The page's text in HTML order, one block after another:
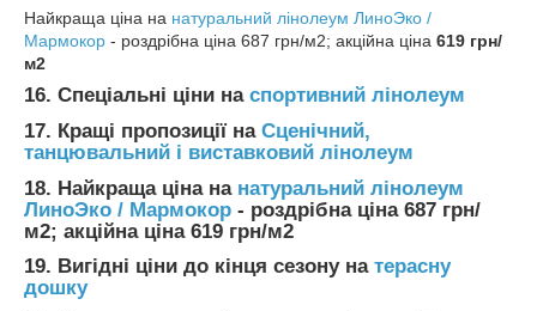
Найкраща ціна на натуральний лінолеум ЛиноЭко /
Мармокор - роздрібна ціна 687 грн/м2; акційна ціна 619 грн/
м2
16. Спеціальні ціни на спортивний лінолеум
17. Кращі пропозиції на Сценічний,
танцювальний і виставковий лінолеум
18. Найкраща ціна на натуральний лінолеум
ЛиноЭко / Мармокор - роздрібна ціна 687 грн/
м2; акційна ціна 619 грн/м2
19. Вигідні ціни до кінця сезону на терасну
дошку